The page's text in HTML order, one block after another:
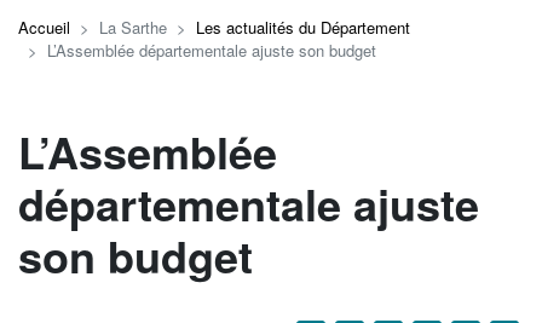
J'arrive en Sarthe
Entreprendre en Sarthe
Tourisme en Sarthe
Que faire en Sarthe ?
Accueil La Sarthe
Les actualités du Département
L’Assemblée départementale ajuste son budget
L’Assemblée
départementale ajuste
son budget